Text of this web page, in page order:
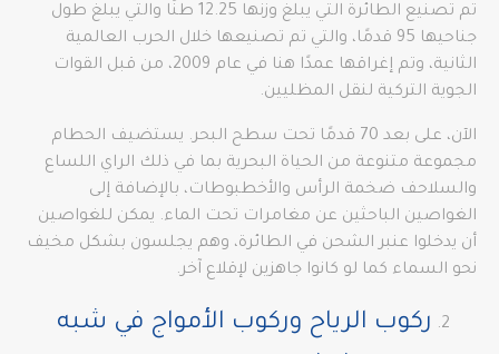
تم تصنيع الطائرة التي يبلغ وزنها 12.25 طنًا والتي يبلغ طول
جناحيها 95 قدمًا، والتي تم تصنيعها خلال الحرب العالمية
الثانية، وتم إغراقها عمدًا هنا في عام 2009، من قبل القوات
الجوية التركية لنقل المظليين.
الآن، على بعد 70 قدمًا تحت سطح البحر. يستضيف الحطام
مجموعة متنوعة من الحياة البحرية بما في ذلك الراي اللساع
والسلاحف ضخمة الرأس والأخطبوطات، بالإضافة إلى
الغواصين الباحثين عن مغامرات تحت الماء. يمكن للغواصين
أن يدخلوا عنبر الشحن في الطائرة، وهم يجلسون بشكل مخيف
نحو السماء كما لو كانوا جاهزين لإقلاع آخر.
ركوب الرياح وركوب الأمواج في شبه